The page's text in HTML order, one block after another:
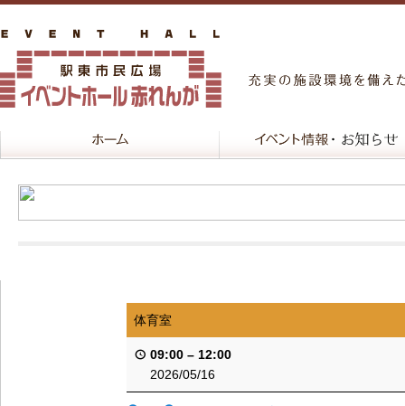
体育室
09:00 – 12:00
2026/05/16